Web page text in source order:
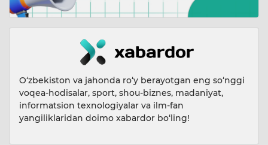
O‘zbekiston va jahonda ro‘y berayotgan eng so‘nggi
voqea-hodisalar, sport, shou-biznes, madaniyat,
informatsion texnologiyalar va ilm-fan
yangiliklaridan doimo xabardor bo‘ling!